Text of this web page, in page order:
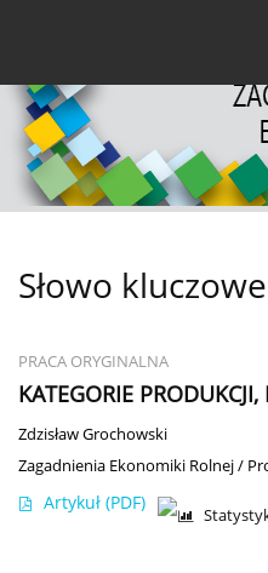
Słowo kluczowe
PRACA ORYGINALNA
KATEGORIE
Zdzisław Grochowski
Zagadnienia Ekonomiki Rolnej /
Artykuł (PDF)